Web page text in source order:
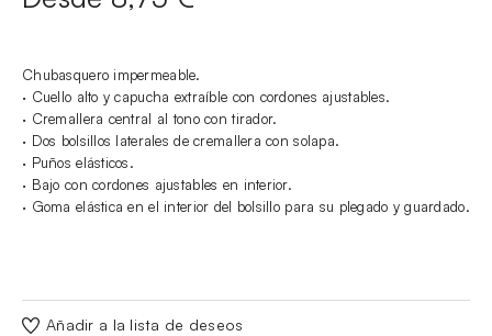
Chubasquero impermeable.
· Cuello alto y capucha extraíble con cordones ajustables.
· Cremallera central al tono con tirador.
· Dos bolsillos laterales de cremallera con solapa.
· Puños elásticos.
· Bajo con cordones ajustables en interior.
· Goma elástica en el interior del bolsillo para su plegado y guardado.
Añadir a la lista de deseos